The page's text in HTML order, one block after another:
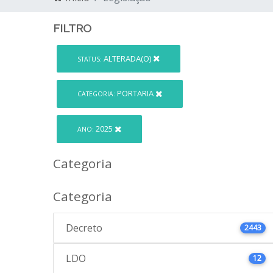
FILTRO
STATUS: ALTERADA(O)
CATEGORIA: PORTARIA
ANO: 2025
Categoria
Categoria
Decreto 2443
LDO 12